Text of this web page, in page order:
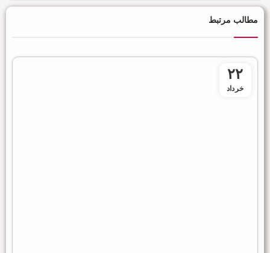
مطالب مرتبط
۲۲
خرداد